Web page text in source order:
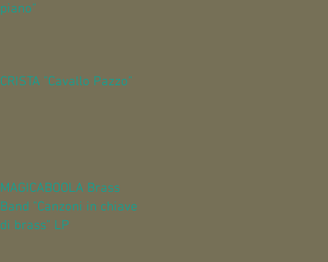
piano"
CRISTA "Cavallo Pazzo"
MAGICABOOLA Brass
Band "Canzoni in chiave
di brass" LP